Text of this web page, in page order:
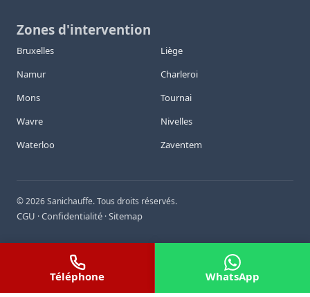
Zones d'intervention
Bruxelles
Liège
Namur
Charleroi
Mons
Tournai
Wavre
Nivelles
Waterloo
Zaventem
©2026Sanichauffe. Tous droits réservés.
CGU ·Confidentialité ·Sitemap